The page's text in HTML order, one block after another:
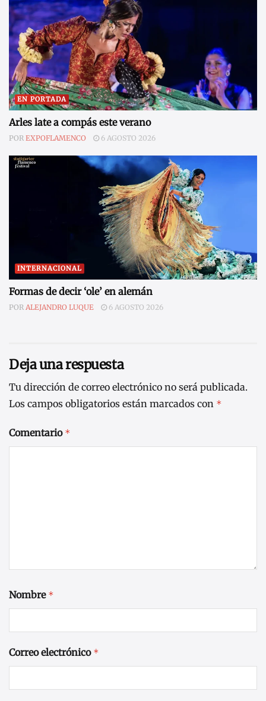
EN PORTADA
Arles late a compás este verano
POR EXPOFLAMENCO 6 AGOSTO 2026
INTERNACIONAL
Formas de decir ‘ole’ en alemán
POR ALEJANDRO LUQUE 6 AGOSTO 2026
Deja una respuesta
Tu dirección de correo electrónico no será publicada.
Los campos obligatorios están marcados con *
Comentario *
Nombre *
Correo electrónico *